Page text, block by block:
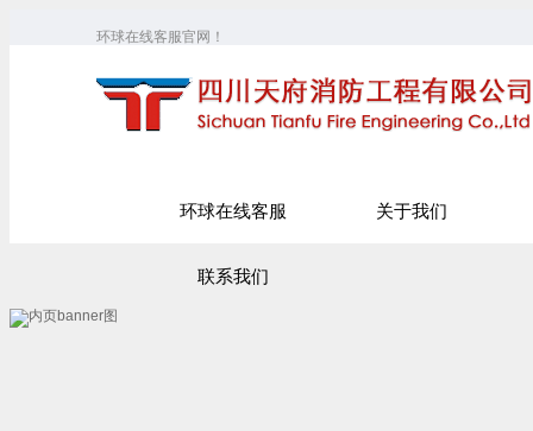
环球在线客服官网！
环球在线客服 关于我们
联系我们